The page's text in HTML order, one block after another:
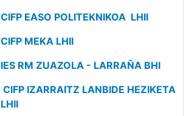
CIFP EASO POLITEKNIKOA LHII
CIFP MEKA LHII
IES RM ZUAZOLA - LARRAÑA BHI
CIFP IZARRAITZ LANBIDE HEZIKETA
LHII